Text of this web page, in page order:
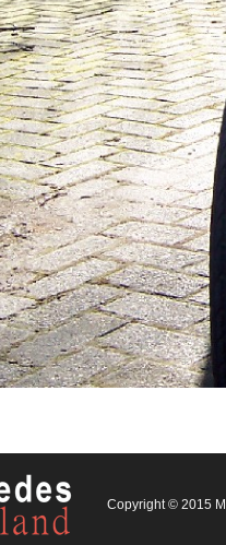
Copyright © 2015